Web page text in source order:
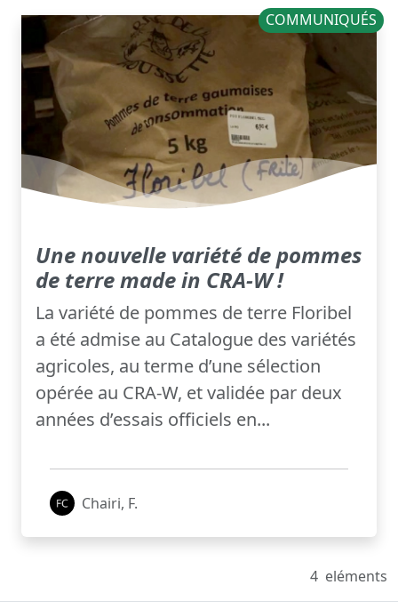
COMMUNIQUÉS
Une nouvelle variété de pommes
de terre made in CRA-W !
La variété de pommes de terre Floribel
a été admise au Catalogue des variétés
agricoles, au terme d’une sélection
opérée au CRA-W, et validée par deux
années d’essais officiels en...
Chairi, F.
4 eléments